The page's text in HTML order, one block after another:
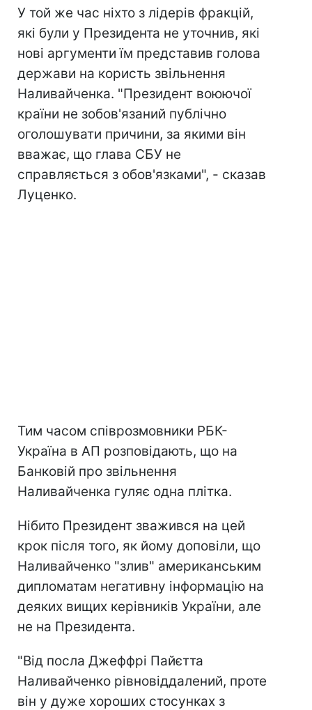
У той же час ніхто з лідерів фракцій,
які були у Президента не уточнив, які
нові аргументи їм представив голова
держави на користь звільнення
Наливайченка. "Президент воюючої
країни не зобов'язаний публічно
оголошувати причини, за якими він
вважає, що глава СБУ не
справляється з обов'язками", - сказав
Луценко.
Тим часом співрозмовники РБК-
Україна в АП розповідають, що на
Банковій про звільнення
Наливайченка гуляє одна плітка.
Нібито Президент зважився на цей
крок після того, як йому доповіли, що
Наливайченко "злив" американським
дипломатам негативну інформацію на
деяких вищих керівників України, але
не на Президента.
"Від посла Джеффрі Пайєтта
Наливайченко рівновіддалений, проте
він у дуже хороших стосунках з